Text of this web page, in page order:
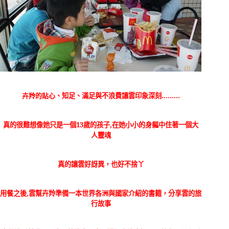
卉羚的貼心、知足、滿足與不浪費讓雲印象深刻………
真的很難想像她只是一個13歲的孩子,在她小小的身軀中住著一個大
人靈魂
真的讓雲好訝異，也好不捨丫
用餐之後,雲幫卉羚準備一本世界各洲與國家介紹的書籍，分享雲的旅
行故事